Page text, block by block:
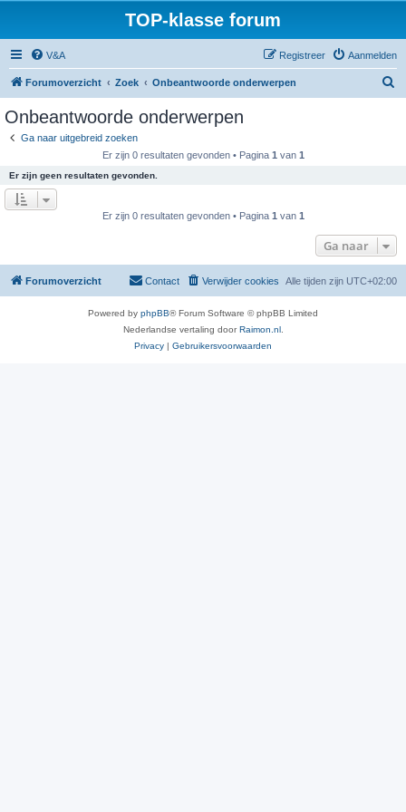
TOP-klasse forum
V&A Aanmelden
Registreer
Forumoverzicht Zoek Onbeantwoorde onderwerpen
Onbeantwoorde onderwerpen
Ga naar uitgebreid zoeken
Er zijn 0 resultaten gevonden • Pagina 1 van 1
Er zijn geen resultaten gevonden.
Er zijn 0 resultaten gevonden • Pagina 1 van 1
Ga naar
Forumoverzicht Alle tijden zijn UTC+02:00
Verwijder cookies
Contact
Powered by phpBB® Forum Software © phpBB Limited
Nederlandse vertaling doorRaimon.nl.
Privacy | Gebruikersvoorwaarden